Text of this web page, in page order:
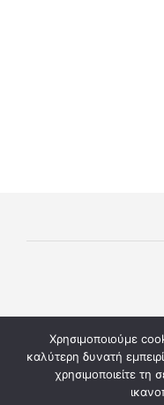
© Copyright 2022
-
Κατασκευή
Χρησιμοποιούμε
καλύτερη δυνατή
χρησιμοποιείτε τη